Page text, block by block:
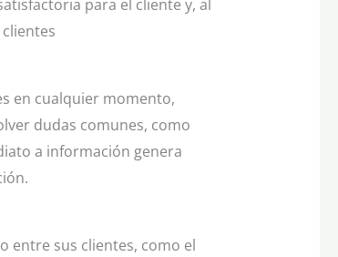
para el cliente y, al
en cualquier momento,
dudas comunes, como
a información genera
entre sus clientes, como el